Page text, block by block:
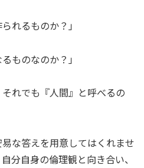
れるものか？」
ものなのか？」
それでも『人間』と呼べるの
な答えを用意してはくれませ
分自身の倫理観と向き合い、